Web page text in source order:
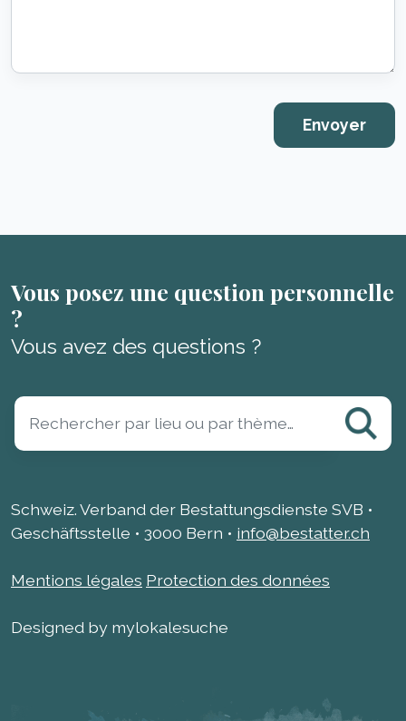
Vous posez une question personnelle
?
Vous avez des questions ?
Schweiz. Verband der Bestattungsdienste SVB •
Geschäftsstelle • 3000 Bern • info@bestatter.ch
Mentions légales Protection des données
Designed by mylokalesuche